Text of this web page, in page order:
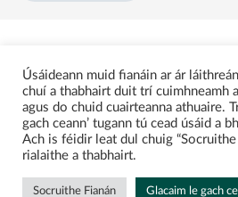
Úsáideann muid fianáin ar ár
chuí a thabhairt duit trí cuimhneamh
agus do chuid cuairteanna athuaire.
gach ceann’ tugann tú cead úsáid a
Ach is féidir leat dul chuig “Socruithe
rialaithe a thabhairt.
Socruithe Fianán Glacaim le gach